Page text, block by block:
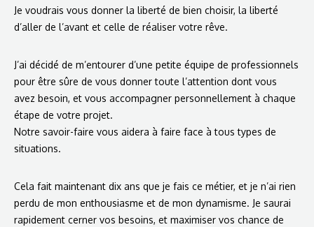
Je voudrais vous donner la liberté de bien choisir, la liberté
d’aller de l’avant et celle de réaliser votre rêve.
J’ai décidé de m’entourer d’une petite équipe de professionnels
pour être sûre de vous donner toute l’attention dont vous
avez besoin, et vous accompagner personnellement à chaque
étape de votre projet.
Notre savoir-faire vous aidera à faire face à tous types de
situations.
Cela fait maintenant dix ans que je fais ce métier, et je n’ai rien
perdu de mon enthousiasme et de mon dynamisme. Je saurai
rapidement cerner vos besoins, et maximiser vos chance de